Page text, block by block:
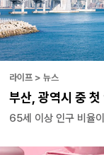
라이프 > 뉴스
부산, 광역시 중 첫
65세 이상 인구 비율